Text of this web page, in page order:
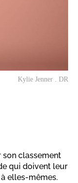
Kylie Jenner . DR
son classement
qui doivent leur
elles-mêmes.